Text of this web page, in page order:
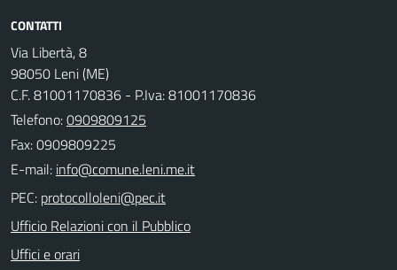
CONTATTI
Via Libertà, 8
98050 Leni (ME)
C.F. 81001170836 - P.Iva: 81001170836
Telefono:0909809125
Fax: 0909809225
E-mail:
PEC:
Ufficio Relazioni con il Pubblico
Uffici e orari